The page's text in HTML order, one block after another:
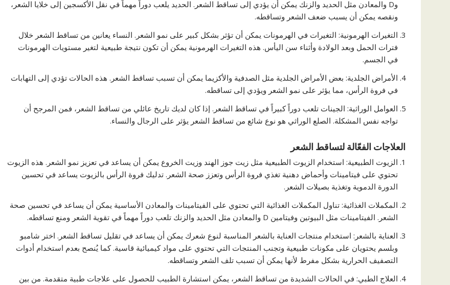
وD والمعادن مثل الحديد والزنك يمكن أن يؤدي إلى تساقط الشعر. الحديد يلعب دوراً مهماً في نقل الأكسجين إلى خلايا الشعر،
ونقصه يمكن أن يسبب ضعف الشعر وتساقطه.
التغيرات الهرمونية: التغيرات في الهرمونات يمكن أن تؤثر بشكل كبير على نمو الشعر. النساء يعانين من تساقط الشعر خلال
فترات الحمل وبعد الولادة وأثناء سن اليأس. هذه التغيرات الهرمونية يمكن أن تكون نتيجة طبيعية لتغير مستويات الهرمونات
في الجسم.
الأمراض الجلدية: بعض الأمراض الجلدية مثل الصدفية والأكزيما يمكن أن تسبب تساقط الشعر. هذه الحالات تؤدي إلى التهابات
في فروة الرأس، مما يؤثر على نمو الشعر ويؤدي إلى تساقطه.
العوامل الوراثية: الجينات تلعب دوراً كبيراً في تساقط الشعر. إذا كان لديك تاريخ عائلي من تساقط الشعر، فمن المرجح أن
تواجه نفس المشكلة. الصلع الوراثي هو نوع شائع من تساقط الشعر يؤثر على الرجال والنساء.
العلاجات الفعّالة لتساقط الشعر
الزيوت الطبيعية: استخدام الزيوت الطبيعية مثل زيت جوز الهند وزيت الخروع يمكن أن يساعد في تعزيز نمو الشعر. هذه الزيوت
تحتوي على فيتامينات وأحماض دهنية تغذي فروة الرأس وتعزز صحة الشعر. تدليك فروة الرأس بالزيوت يساعد في تحسين
الدورة الدموية وتغذية بصيلات الشعر.
المكملات الغذائية: تناول المكملات الغذائية التي تحتوي على الفيتامينات والمعادن الأساسية يمكن أن يساعد في تحسين صحة
الشعر. الفيتامينات مثل البيوتين وفيتامين D والمعادن مثل الحديد والزنك تلعب دوراً مهماً في تقوية الشعر ومنع تساقطه.
العناية بالشعر: استخدام منتجات العناية بالشعر المناسبة لنوع شعرك يمكن أن يساعد في تقليل تساقط الشعر. اختر شامبو
وبلسم يحتويان على مكونات طبيعية وتجنب المنتجات التي تحتوي على مواد كيميائية قاسية. كما يُنصح بعدم استخدام أدوات
التصفيف الحرارية بشكل مفرط لأنها يمكن أن تسبب تلف الشعر وتساقطه.
العلاج الطبي: في الحالات الشديدة من تساقط الشعر، يمكن استشارة الطبيب للحصول على علاجات طبية متقدمة. من بين